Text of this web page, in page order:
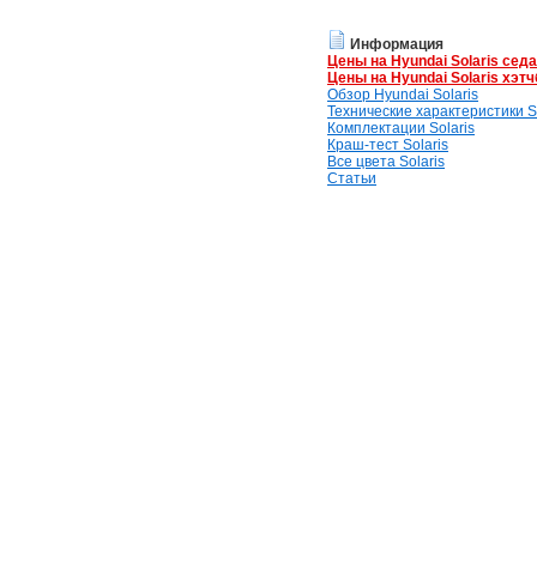
Информация
Цены на Hyundai Solaris
Цены на Hyundai Solaris
Обзор Hyundai Solaris
Технические характеристики
Комплектации Solaris
Краш-тест Solaris
Все цвета Solaris
Статьи